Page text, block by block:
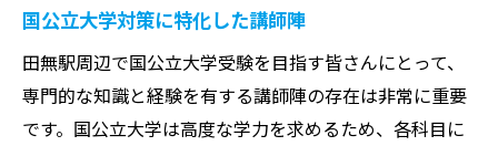
国公立大学対策に特化した講師陣
田無駅周辺で国公立大学受験を目指す皆さんにとって、
専門的な知識と経験を有する講師陣の存在は非常に重要
です。国公立大学は高度な学力を求めるため、各科目に